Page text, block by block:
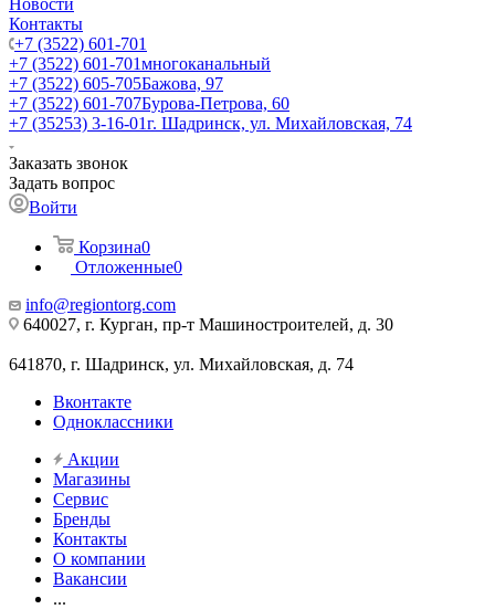
Новости
Контакты
+7 (3522) 601-701
+7 (3522) 601-701многоканальный
+7 (3522) 605-705Бажова, 97
+7 (3522) 601-707Бурова-Петрова, 60
+7 (35253) 3-16-01г. Шадринск, ул. Михайловская, 74
Заказать звонок
Задать вопрос
Войти
Корзина0
Отложенные0
info@regiontorg.com
640027, г. Курган, пр-т Машиностроителей, д. 30
641870, г. Шадринск, ул. Михайловская, д. 74
Вконтакте
Одноклассники
Акции
Магазины
Сервис
Бренды
Контакты
О компании
Вакансии
...